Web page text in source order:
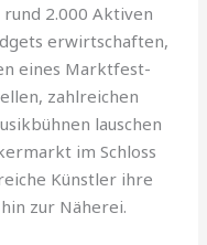
2.000 Aktiven
erwirtschaften,
eines Marktfest-
zahlreichen
lauschen
im Schloss
Künstler ihre
zur Näherei.